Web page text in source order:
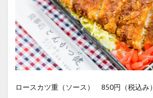
ロースカツ重（ソース） 850円（税込み）